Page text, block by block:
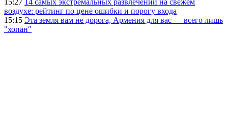
15:27 14 самых экстремальных развлечений на свежем
воздухе: рейтинг по цене ошибки и порогу входа
15:15 Эта земля вам не дорога, Армения для вас — всего лишь
"хопан"